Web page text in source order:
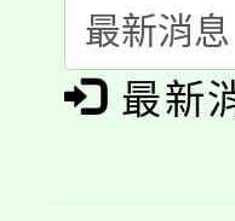
系所師
踴躍報
展演活
義教育
公告本
代理(
「
最新